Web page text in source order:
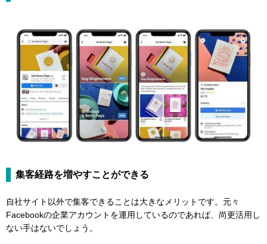
集客経路を増やすことができる
自社サイト以外で集客できることは大きなメリットです。元々
Facebookの企業アカウントを運用しているのであれば、尚更活用し
ない手はないでしょう。